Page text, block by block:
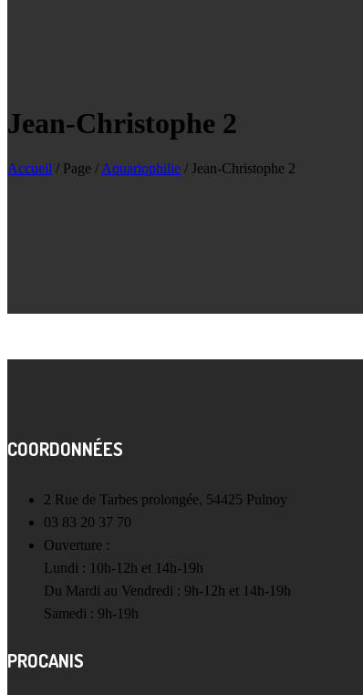
Jean-Christophe 2
Accueil / Page / Aquariophilie / Jean-Christophe 2
COORDONNÉES
2 Rue de Tarbes prolongée, 54425 Pulnoy
03 83 20 37 70
Ouverture :
Lundi : 10h-12h et 14h-19h
Du Mardi au Vendredi : 9h-12h et 14h-19h
Samedi : 9h-19h
PROCANIS